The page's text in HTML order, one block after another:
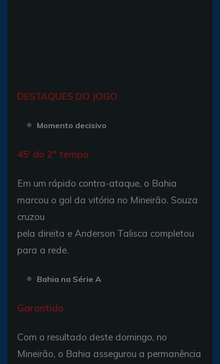
DESTAQUES DO JOGO
Momento decisivo
45' do 2º tempo
Em um rápido contra-ataque, o Bahia
marcou o gol da vitória no Mineirão. Souza
cruzou
pela direita e Anderson Talisca completou
para a rede.
Bahia na Série A
Garantido
Com o resultado deste domingo, no
Mineirão, o Bahia assegurou a permanência